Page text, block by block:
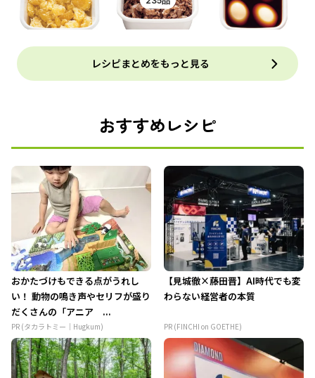
レシピまとめをもっと見る
おすすめレシピ
おかたづけもできる点がうれし
い！ 動物の鳴き声やセリフが盛り
だくさんの「アニア ...
PR (タカラトミー｜Hugkum)
【見城徹×藤田晋】AI時代でも変
わらない経営者の本質
PR (FINCHI on GOETHE)